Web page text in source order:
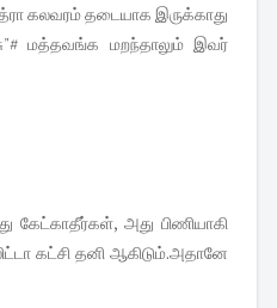
கலவரம் தடையாக இருக்காது
மத்தவங்க மறந்தாலும் இவர்
அது பிணியாகி
கட்சி தனி ஆகிடும்.அதானே